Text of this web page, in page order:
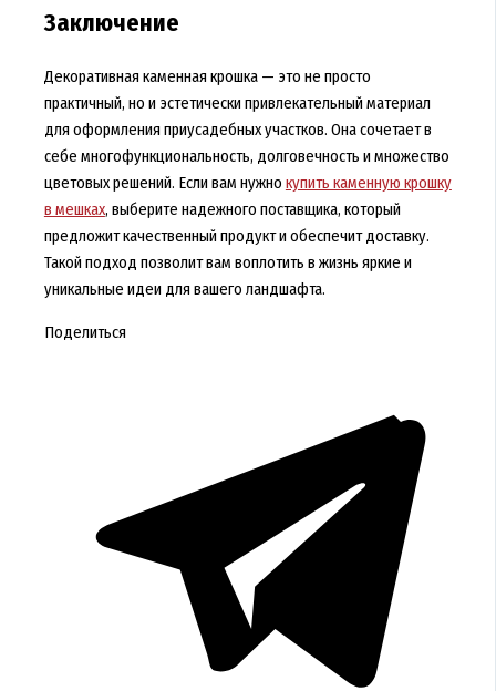
Заключение
Декоративная каменная крошка — это не просто
практичный, но и эстетически привлекательный материал
для оформления приусадебных участков. Она сочетает в
себе многофункциональность, долговечность и множество
цветовых решений. Если вам нужно купить каменную крошку
в мешках, выберите надежного поставщика, который
предложит качественный продукт и обеспечит доставку.
Такой подход позволит вам воплотить в жизнь яркие и
уникальные идеи для вашего ландшафта.
Поделиться